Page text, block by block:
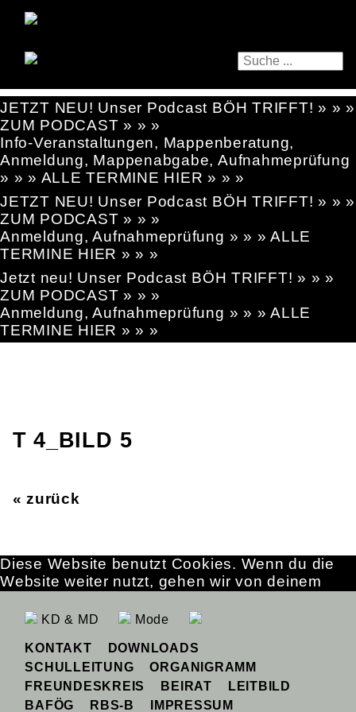
JETZT NEU! Unser Podcast BÖH TRIFFT! » » »
ZUM PODCAST » » »
Info-Veranstaltungen, Mappenberatung,
Anmeldung, Mappenabgabe, Aufnahmeprüfung
» » » ALLE TERMINE HIER » » »
JETZT NEU! Unser Podcast BÖH TRIFFT! » » »
ZUM PODCAST » » »
Anmeldung, Aufnahmeprüfung » » » ALLE
TERMINE HIER » » »
Jetzt neu! Unser Podcast BÖH TRIFFT! » » »
ZUM PODCAST » » »
Anmeldung, Aufnahmeprüfung » » » ALLE
TERMINE HIER » » »
T 4_BILD 5
« zurück
KD & MD Mode
KONTAKT
DOWNLOADS
SCHULLEITUNG
ORGANIGRAMM
FREUNDESKREIS
BEIRAT
LEITBILD
BAFÖG
RBS-B IMPRESSUM
Diese Website benutzt Cookies. Wenn du die
Website weiter nutzt, gehen wir von deinem